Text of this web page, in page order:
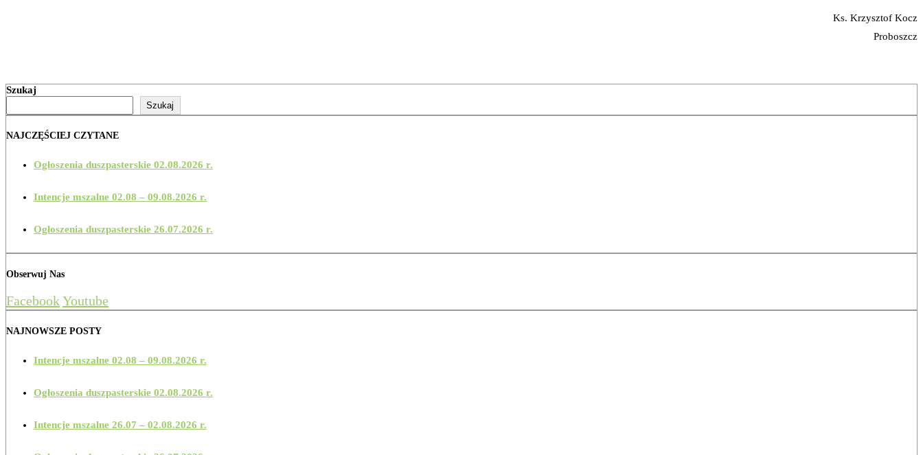
Ks. Krzysztof Kocz
Proboszcz
Szukaj
Szukaj
NAJCZĘŚCIEJ CZYTANE
Ogłoszenia duszpasterskie 02.08.2026 r.
Intencje mszalne 02.08 – 09.08.2026 r.
Ogłoszenia duszpasterskie 26.07.2026 r.
Obserwuj Nas
FacebookYoutube
NAJNOWSZE POSTY
Intencje mszalne 02.08 – 09.08.2026 r.
Ogłoszenia duszpasterskie 02.08.2026 r.
Intencje mszalne 26.07 – 02.08.2026 r.